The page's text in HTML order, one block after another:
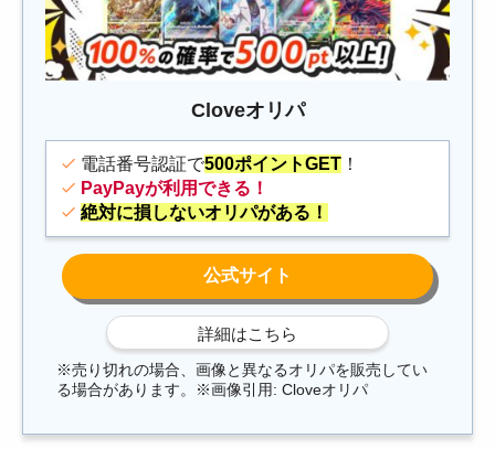
Cloveオリパ
電話番号認証で500ポイントGET ！
PayPayが利用できる！
絶対に損しないオリパがある！
※売り切れの場合、画像と異なるオリパを販売してい
る場合があります。※画像引用: Cloveオリパ